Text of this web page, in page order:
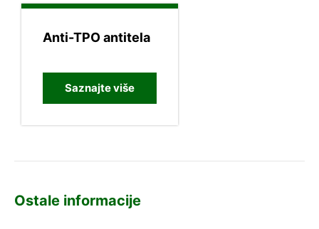
Anti-TPO antitela
Saznajte više
Ostale informacije